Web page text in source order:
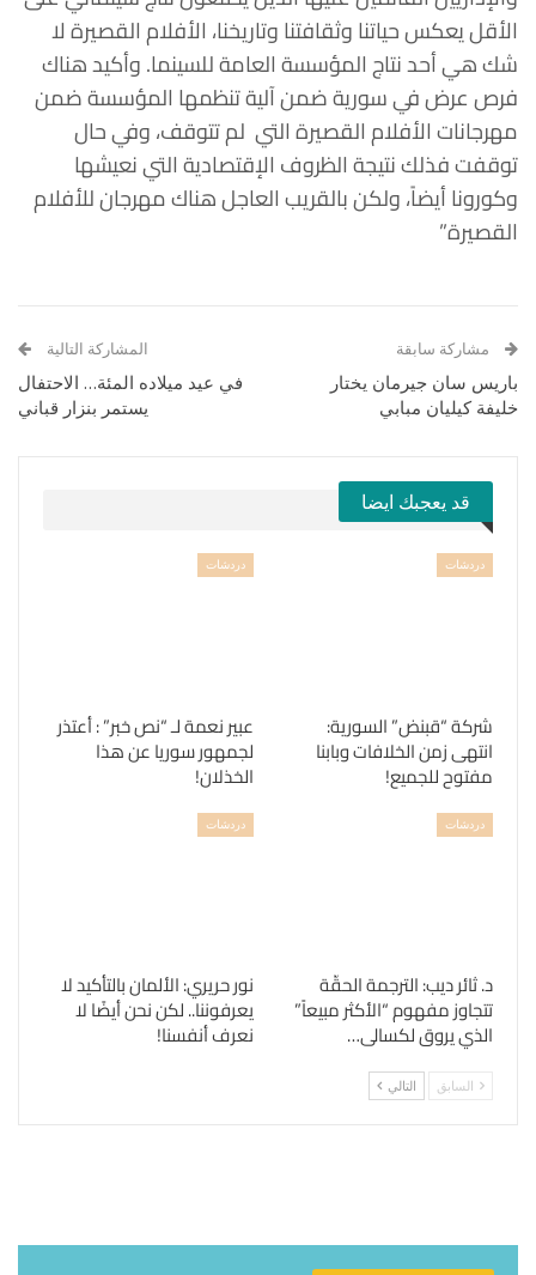
الأقل يعكس حياتنا وثقافتنا وتاريخنا، الأفلام القصيرة لا
شك هي أحد نتاج المؤسسة العامة للسينما.وأكيد هناك
فرص عرض في سورية ضمن آلية تنظمها المؤسسة ضمن
مهرجانات الأفلام القصيرة التي لم تتوقف، وفي حال
توقفت فذلك نتيجة الظروف الإقتصادية التي نعيشها
وكورونا أيضاً، ولكن بالقريب العاجل هناك مهرجان للأفلام
القصيرة”
مشاركة سابقة
باريس سان جيرمان يختار
خليفة كيليان مبابي
المشاركة التالية
في عيد ميلاده المئة… الاحتفال
يستمر بنزار قباني
قد يعجبك ايضا
دردشات
شركة “قبنض” السورية:
انتهى زمن الخلافات وبابنا
مفتوح للجميع!
دردشات
عبير نعمة لـ “نص خبر” : أعتذر
لجمهور سوريا عن هذا
الخذلان!
دردشات
د. ثائر ديب: الترجمة الحقّة
تتجاوز مفهوم “الأكثر مبيعاً”
الذي يروق لكسالى…
دردشات
نور حريري: الألمان بالتأكيد لا
يعرفوننا.. لكن نحن أيضًا لا
نعرف أنفسنا!
السابق التالي